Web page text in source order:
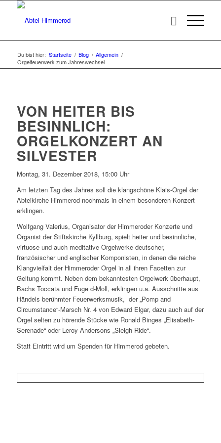
Du bist hier: Startseite / Blog / Allgemein /
Orgelfeuerwerk zum Jahreswechsel
VON HEITER BIS
BESINNLICH:
ORGELKONZERT AN
SILVESTER
Montag, 31. Dezember 2018, 15:00 Uhr
Am letzten Tag des Jahres soll die klangschöne Klais-Orgel der
Abteikirche Himmerod nochmals in einem besonderen Konzert
erklingen.
Wolfgang Valerius, Organisator der Himmeroder Konzerte und
Organist der Stiftskirche Kyllburg, spielt heiter und besinnliche,
virtuose und auch meditative Orgelwerke deutscher,
französischer und englischer Komponisten, in denen die reiche
Klangvielfalt der Himmeroder Orgel in all ihren Facetten zur
Geltung kommt. Neben dem bekanntesten Orgelwerk überhaupt,
Bachs Toccata und Fuge d-Moll, erklingen u.a. Ausschnitte aus
Händels berühmter Feuerwerksmusik, der „Pomp and
Circumstance“-Marsch Nr. 4 von Edward Elgar, dazu auch auf der
Orgel selten zu hörende Stücke wie Ronald Binges „Elisabeth-
Serenade“ oder Leroy Andersons „Sleigh Ride“.
Statt Eintritt wird um Spenden für Himmerod gebeten.